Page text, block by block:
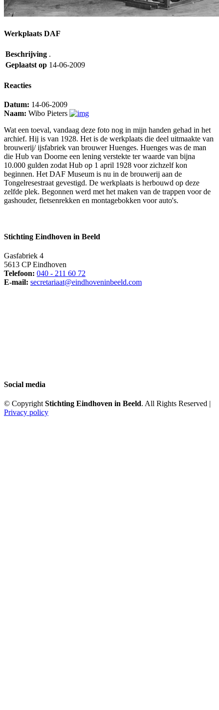
Werkplaats DAF
Beschrijving .
Geplaatst op 14-06-2009
Reacties
Datum: 14-06-2009
Naam: Wibo Pieters
Wat een toeval, vandaag deze foto nog in mijn handen gehad in het
archief. Hij is van 1928. Het is de werkplaats die deel uitmaakte van
brouwerij/ ijsfabriek van brouwer Huenges. Huenges was de man
die Hub van Doorne een lening verstekte ter waarde van bijna
10.000 gulden zodat Hub op 1 april 1928 voor zichzelf kon
beginnen. Het DAF Museum is nu in de brouwerij aan de
Tongelresestraat gevestigd. De werkplaats is herbouwd op deze
zelfde plek. Begonnen werd met het maken van de trappen voor de
gashouder, fietsenrekken en montagebokken voor auto's.
Stichting Eindhoven in Beeld
Gasfabriek 4
5613 CP Eindhoven
Telefoon: 040 - 211 60 72
E-mail: secretariaat@eindhoveninbeeld.com
Social media
© CopyrightStichting Eindhoven in Beeld. All Rights Reserved |
Privacy policy